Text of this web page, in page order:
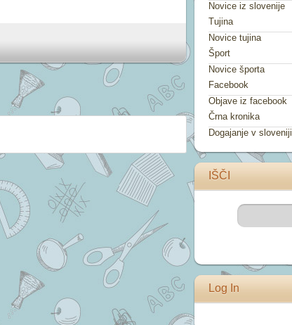
Novice iz slovenije
Tujina
Novice tujina
Šport
Novice športa
Facebook
Objave iz facebook
Črna kronika
Dogajanje v sloveniji
IŠČI
Log In